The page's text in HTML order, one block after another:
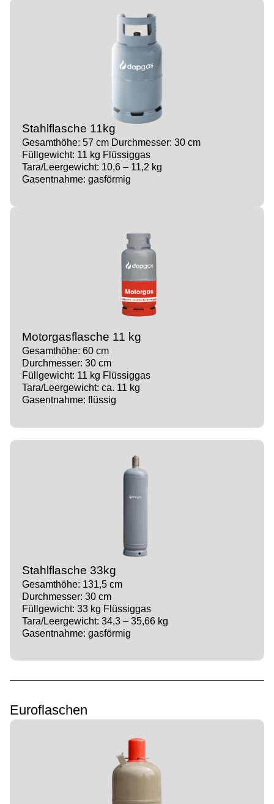
Stahlflasche 11kg
Gesamthöhe: 57 cm Durchmesser: 30 cm
Füllgewicht: 11 kg Flüssiggas
Tara/Leergewicht: 10,6 – 11,2 kg
Gasentnahme: gasförmig
Motorgasflasche 11 kg
Gesamthöhe: 60 cm
Durchmesser: 30 cm
Füllgewicht: 11 kg Flüssiggas
Tara/Leergewicht: ca. 11 kg
Gasentnahme: flüssig
Stahlflasche 33kg
Gesamthöhe: 131,5 cm
Durchmesser: 30 cm
Füllgewicht: 33 kg Flüssiggas
Tara/Leergewicht: 34,3 – 35,66 kg
Gasentnahme: gasförmig
Euroflaschen